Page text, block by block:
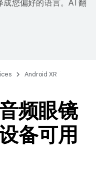
您偏好的语言。AI 翻
Android XR
频眼镜
备可用